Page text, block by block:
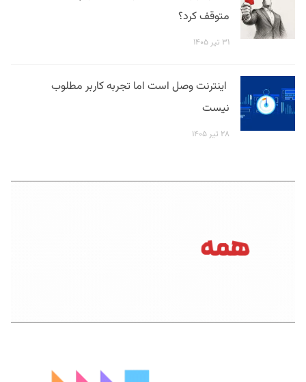
متوقف کرد؟
۳۱ تیر ۱۴۰۵
اینترنت وصل است اما تجربه کاربر مطلوب
نیست
۲۸ تیر ۱۴۰۵